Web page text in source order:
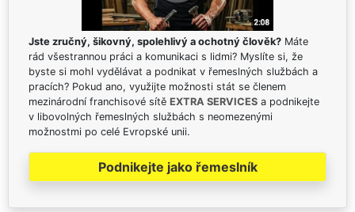
Jste zručný, šikovný, spolehlivý a ochotný člověk? Máte
rád všestrannou práci a komunikaci s lidmi? Myslíte si, že
byste si mohl vydělávat a podnikat v řemeslných službách a
pracích? Pokud ano, využijte možnosti stát se členem
mezinárodní franchisové sítě EXTRA SERVICES a podnikejte
v libovolných řemeslných službách s neomezenými
možnostmi po celé Evropské unii.
Podnikejte jako řemeslník